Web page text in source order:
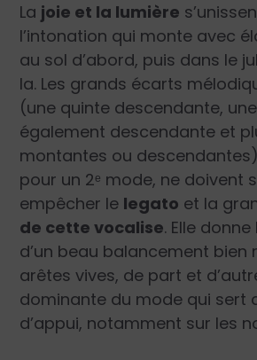
La joie et la lumière
l’intonation qui monte avec
au sol d’abord, puis dans le
la. Les grands écarts
(une quinte descendante,
également descendante et
montantes ou
pour un 2ᵉ mode, ne doivent
empêcher le legato et la
de cette vocalise. Elle
d’un beau balancement bien
arêtes vives, de part et
dominante du mode qui sert
d’appui, notamment sur les